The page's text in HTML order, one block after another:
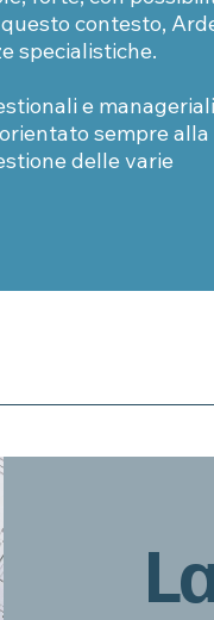
contesto,
specialistiche.
e
sempre alla
delle varie